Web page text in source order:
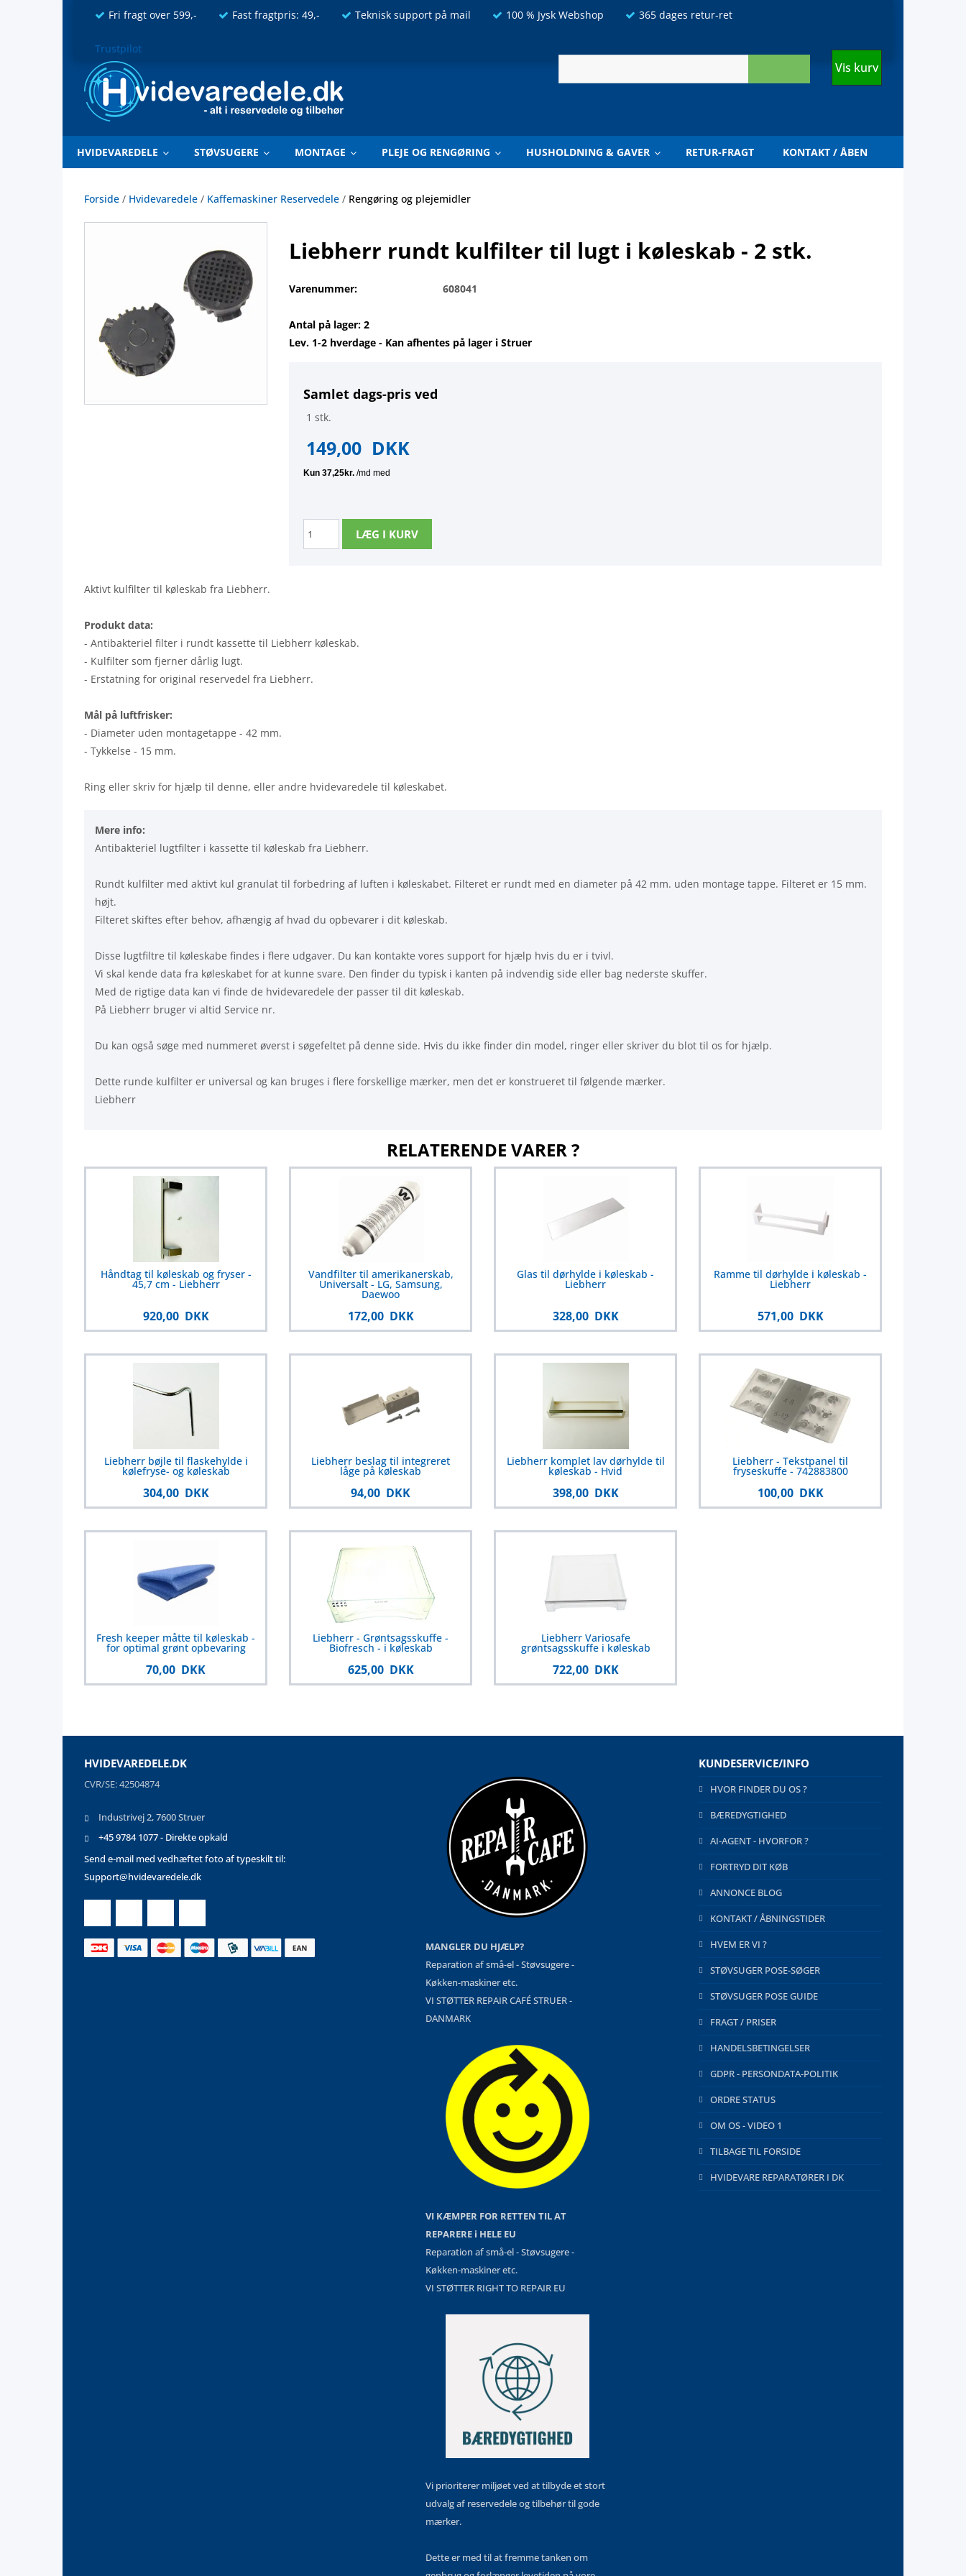
Fri fragt over 599,- Fast fragtpris: 49,- Teknisk support på mail 100 % Jysk Webshop 365 dages retur-ret
Trustpilot
Vis kurv
HVIDEVAREDELE STØVSUGERE MONTAGE PLEJE OG RENGØRING HUSHOLDNING & GAVER RETUR-FRAGT KONTAKT / ÅBEN
Forside / Hvidevaredele / Kaffemaskiner Reservedele / Rengøring og plejemidler
Liebherr rundt kulfilter til lugt i køleskab - 2 stk.
Varenummer: 608041
Antal på lager: 2
Lev. 1-2 hverdage - Kan afhentes på lager i Struer
Samlet dags-pris ved
1 stk.
149,00 DKK
Aktivt kulfilter til køleskab fra Liebherr.
Produkt data:
- Antibakteriel filter i rundt kassette til Liebherr køleskab.
- Kulfilter som fjerner dårlig lugt.
- Erstatning for original reservedel fra Liebherr.
Mål på luftfrisker:
- Diameter uden montagetappe - 42 mm.
- Tykkelse - 15 mm.
Ring eller skriv for hjælp til denne, eller andre hvidevaredele til køleskabet.
Mere info:
Antibakteriel lugtfilter i kassette til køleskab fra Liebherr.
Rundt kulfilter med aktivt kul granulat til forbedring af luften i køleskabet. Filteret er rundt med en diameter på 42 mm. uden montage tappe. Filteret er 15 mm.
højt.
Filteret skiftes efter behov, afhængig af hvad du opbevarer i dit køleskab.
Disse lugtfiltre til køleskabe findes i flere udgaver. Du kan kontakte vores support for hjælp hvis du er i tvivl.
Vi skal kende data fra køleskabet for at kunne svare. Den finder du typisk i kanten på indvendig side eller bag nederste skuffer.
Med de rigtige data kan vi finde de hvidevaredele der passer til dit køleskab.
På Liebherr bruger vi altid Service nr.
Du kan også søge med nummeret øverst i søgefeltet på denne side. Hvis du ikke finder din model, ringer eller skriver du blot til os for hjælp.
Dette runde kulfilter er universal og kan bruges i flere forskellige mærker, men det er konstrueret til følgende mærker.
Liebherr
RELATERENDE VARER ?
Håndtag til køleskab og fryser -
45,7 cm - Liebherr
920,00 DKK
Vandfilter til amerikanerskab,
Universalt - LG, Samsung,
Daewoo
172,00 DKK
Glas til dørhylde i køleskab -
Liebherr
328,00 DKK
Ramme til dørhylde i køleskab -
Liebherr
571,00 DKK
Liebherr bøjle til flaskehylde i
kølefryse- og køleskab
304,00 DKK
Liebherr beslag til integreret
låge på køleskab
94,00 DKK
Liebherr komplet lav dørhylde til
køleskab - Hvid
398,00 DKK
Liebherr - Tekstpanel til
fryseskuffe - 742883800
100,00 DKK
Fresh keeper måtte til køleskab -
for optimal grønt opbevaring
70,00 DKK
Liebherr - Grøntsagsskuffe -
Biofresch - i køleskab
625,00 DKK
Liebherr Variosafe
grøntsagsskuffe i køleskab
722,00 DKK
HVIDEVAREDELE.DK
CVR/SE: 42504874
Industrivej 2, 7600 Struer
+45 9784 1077 - Direkte opkald
Send e-mail med vedhæftet foto af typeskilt til:
Support@hvidevaredele.dk
MANGLER DU HJÆLP?
Reparation af små-el - Støvsugere -
Køkken-maskiner etc.
VI STØTTER REPAIR CAFÉ STRUER -
DANMARK
VI KÆMPER FOR RETTEN TIL AT
REPARERE i HELE EU
Reparation af små-el - Støvsugere -
Køkken-maskiner etc.
VI STØTTER RIGHT TO REPAIR EU
Vi prioriterer miljøet ved at tilbyde et stort
udvalg af reservedele og tilbehør til gode
mærker.
Dette er med til at fremme tanken om
KUNDESERVICE/INFO
HVOR FINDER DU OS ?
BÆREDYGTIGHED
AI-AGENT - HVORFOR ?
FORTRYD DIT KØB
ANNONCE BLOG
KONTAKT / ÅBNINGSTIDER
HVEM ER VI ?
STØVSUGER POSE-SØGER
STØVSUGER POSE GUIDE
FRAGT / PRISER
HANDELSBETINGELSER
GDPR - PERSONDATA-POLITIK
ORDRE STATUS
OM OS - VIDEO 1
TILBAGE TIL FORSIDE
HVIDEVARE REPARATØRER I DK